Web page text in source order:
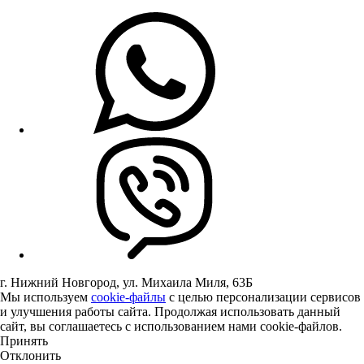
г. Нижний Новгород, ул. Михаила Миля, 63Б
Мы используем cookie-файлы с целью персонализации сервисов
и улучшения работы сайта. Продолжая использовать данный
сайт, вы соглашаетесь с использованием нами cookie-файлов.
Принять
Отклонить